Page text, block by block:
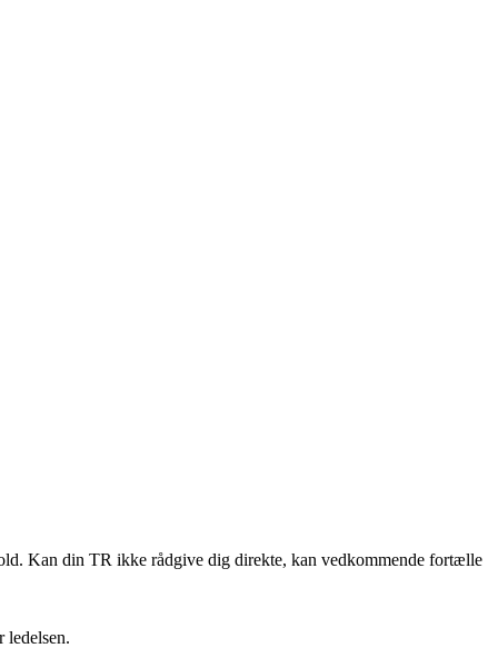
Kan din TR ikke rådgive dig direkte, kan vedkommende fortælle
ledelsen.